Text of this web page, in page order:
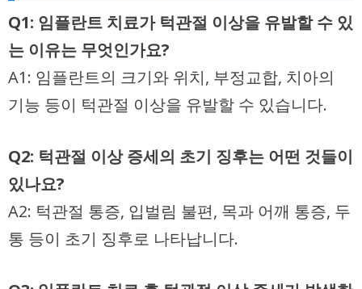
Q1: 임플란트 치료가 턱관절 이상을 유발할 수 있
는 이유는 무엇인가요?
A1: 임플란트의 크기와 위치, 부정교합, 치아의
기능 등이 턱관절 이상을 유발할 수 있습니다.
Q2: 턱관절 이상 증세의 초기 징후는 어떤 것들이
있나요?
A2: 턱관절 통증, 입벌림 불편, 목과 어깨 통증, 두
통 등이 초기 징후로 나타납니다.